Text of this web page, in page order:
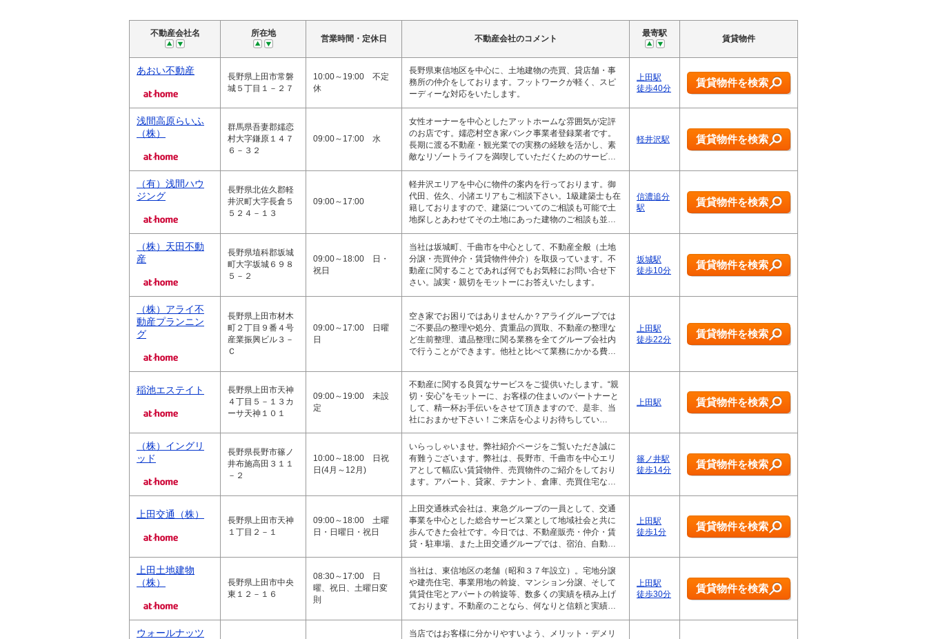
不動産会社名 所在地
営業時間・定休日 不動産会社のコメント
最寄駅
賃貸物件
あおい不動産
長野県上田市常磐
城５丁目１－２７
10:00～19:00 不定
休
長野県東信地区を中心に、土地建物の売買、貸店舗・事
務所の仲介をしております。フットワークが軽く、スピ
ーディーな対応をいたします。
上田駅
徒歩40分
賃貸物件を検索
浅間高原らいふ
（株）
群馬県吾妻郡嬬恋
村大字鎌原１４７
６－３２
09:00～17:00 水
女性オーナーを中心としたアットホームな雰囲気が定評
のお店です。嬬恋村空き家バンク事業者登録業者です。
長期に渡る不動産・観光業での実務の経験を活かし、素
敵なリゾートライフを満喫していただくためのサービ…
軽井沢駅 賃貸物件を検索
（有）浅間ハウ
ジング
長野県北佐久郡軽
井沢町大字長倉５
５２４－１３
09:00～17:00
軽井沢エリアを中心に物件の案内を行っております。御
代田、佐久、小諸エリアもご相談下さい。1級建築士も在
籍しておりますので、建築についてのご相談も可能で土
地探しとあわせてその土地にあった建物のご相談も並…
信濃追分
駅
賃貸物件を検索
（株）天田不動
産
長野県埴科郡坂城
町大字坂城６９８
５－２
09:00～18:00 日・
祝日
当社は坂城町、千曲市を中心として、不動産全般（土地
分譲・売買仲介・賃貸物件仲介）を取扱っています。不
動産に関することであれば何でもお気軽にお問い合せ下
さい。誠実・親切をモットーにお答えいたします。
坂城駅
徒歩10分
賃貸物件を検索
（株）アライ不
動産プランニン
グ
長野県上田市材木
町２丁目９番４号
産業振興ビル３－
Ｃ
09:00～17:00 日曜
日
空き家でお困りではありませんか？アライグループでは
ご不要品の整理や処分、貴重品の買取、不動産の整理な
ど生前整理、遺品整理に関る業務を全てグループ会社内
で行うことができます。他社と比べて業務にかかる費…
上田駅
徒歩22分
賃貸物件を検索
稲池エステイト
長野県上田市天神
４丁目５－１３カ
ーサ天神１０１
09:00～19:00 未設
定
不動産に関する良質なサービスをご提供いたします。“親
切・安心”をモットーに、お客様の住まいのパートナーと
して、精一杯お手伝いをさせて頂きますので、是非、当
社におまかせ下さい！ご来店を心よりお待ちしてい…
上田駅 賃貸物件を検索
（株）イングリ
ッド
長野県長野市篠ノ
井布施高田３１１
－２
10:00～18:00 日祝
日(4月～12月)
いらっしゃいませ。弊社紹介ページをご覧いただき誠に
有難うございます。弊社は、長野市、千曲市を中心エリ
アとして幅広い賃貸物件、売買物件のご紹介をしており
ます。アパート、貸家、テナント、倉庫、売買住宅な…
篠ノ井駅
徒歩14分
賃貸物件を検索
上田交通（株）
長野県上田市天神
１丁目２－１
09:00～18:00 土曜
日・日曜日・祝日
上田交通株式会社は、東急グループの一員として、交通
事業を中心とした総合サービス業として地域社会と共に
歩んできた会社です。今日では、不動産販売・仲介・賃
貸・駐車場、また上田交通グループでは、宿泊、自動…
上田駅
徒歩1分
賃貸物件を検索
上田土地建物
（株）
長野県上田市中央
東１２－１６
08:30～17:00 日
曜、祝日、土曜日変
則
当社は、東信地区の老舗（昭和３７年設立）。宅地分譲
や建売住宅、事業用地の斡旋、マンション分譲、そして
賃貸住宅とアパートの斡旋等、数多くの実績を積み上げ
ております。不動産のことなら、何なりと信頼と実績…
上田駅
徒歩30分
賃貸物件を検索
ウォールナッツ
当店ではお客様に分かりやすいよう、メリット・デメリ